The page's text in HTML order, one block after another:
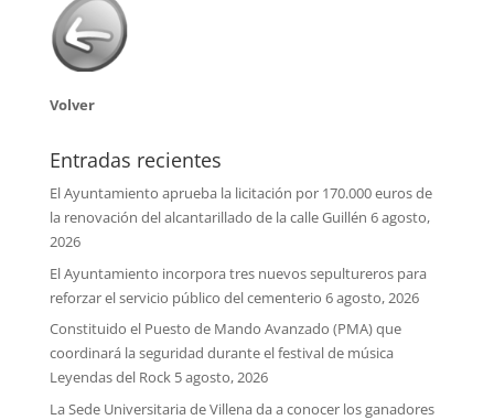
Volver
Entradas recientes
El Ayuntamiento aprueba la licitación por 170.000 euros de
la renovación del alcantarillado de la calle Guillén 6 agosto,
2026
El Ayuntamiento incorpora tres nuevos sepultureros para
reforzar el servicio público del cementerio 6 agosto, 2026
Constituido el Puesto de Mando Avanzado (PMA) que
coordinará la seguridad durante el festival de música
Leyendas del Rock 5 agosto, 2026
La Sede Universitaria de Villena da a conocer los ganadores